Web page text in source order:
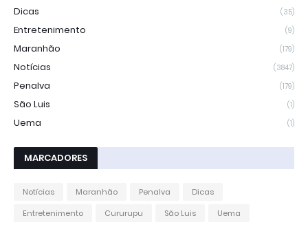
Dicas (35)
Entretenimento (9)
Maranhão (179)
Notícias (3847)
Penalva (179)
São Luis (1)
Uema (1)
MARCADORES
Notícias Maranhão Penalva
Dicas
Entretenimento
Cururupu São Luis Uema